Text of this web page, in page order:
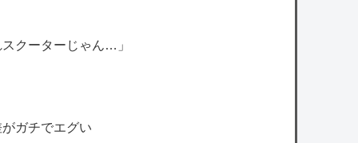
ュアちょっとドスケベじゃない？
【学マス】実際初星学園のアイドル科の何割
クーターじゃん…」
ガチでエグい